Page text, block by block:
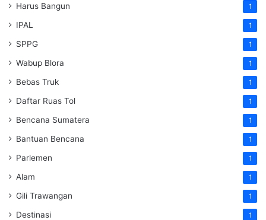
Harus Bangun 1
IPAL 1
SPPG 1
Wabup Blora 1
Bebas Truk 1
Daftar Ruas Tol 1
Bencana Sumatera 1
Bantuan Bencana 1
Parlemen 1
Alam 1
Gili Trawangan 1
Destinasi 1